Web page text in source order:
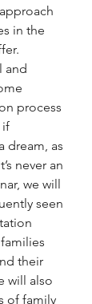
in the
and
process
if
dream, as
never an
we will
seen
their
will also
of family